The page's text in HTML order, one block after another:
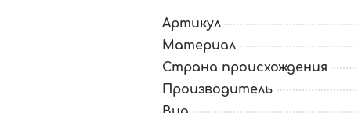
Артикул
Материал
Страна происхождения
Производитель